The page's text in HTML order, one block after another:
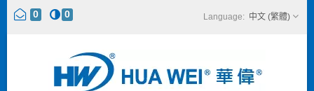
0 0 中文 (繁體)